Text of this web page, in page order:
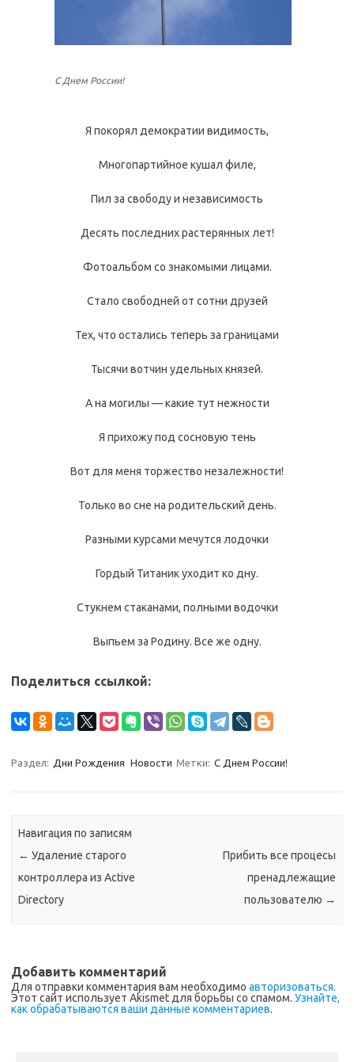
С Днем России!
Я покорял демократии видимость,
Многопартийное кушал филе,
Пил за свободу и независимость
Десять последних растерянных лет!
Фотоальбом со знакомыми лицами.
Стало свободней от сотни друзей
Тех, что остались теперь за границами
Тысячи вотчин удельных князей.
А на могилы — какие тут нежности
Я прихожу под сосновую тень
Вот для меня торжество незалежности!
Только во сне на родительский день.
Разными курсами мечутся лодочки
Гордый Титаник уходит ко дну.
Стукнем стаканами, полными водочки
Выпьем за Родину. Все же одну.
Поделиться ссылкой:
Раздел: Дни Рождения Новости Метки: С Днем России!
Навигация по записям
← Удаление старого
контроллера из Active
Directory
Прибить все процесы
пренадлежащие
пользователю →
Добавить комментарий
Для отправки комментария вам необходимо авторизоваться.
Этот сайт использует Akismet для борьбы со спамом. Узнайте,
как обрабатываются ваши данные комментариев.